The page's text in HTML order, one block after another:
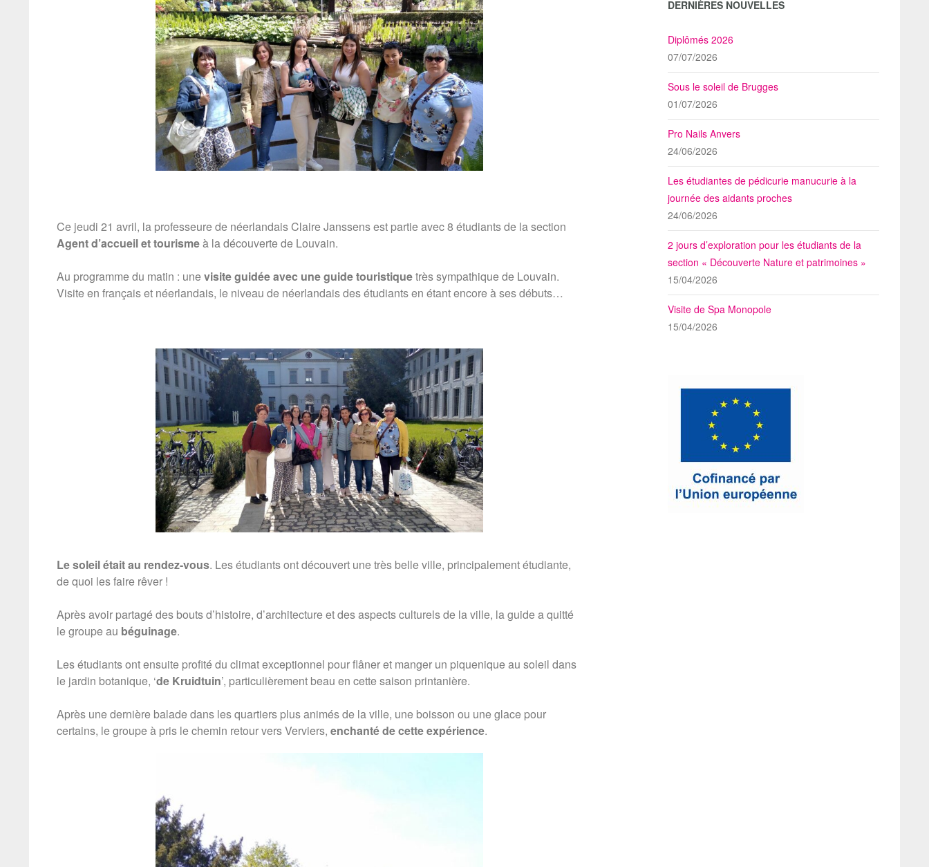
Ce jeudi 21 avril, la professeure de néerlandais Claire Janssens est partie avec 8 étudiants de la section
Agent d’accueil et tourismeà la découverte de Louvain.
Au programme du matin : unevisite guidée avec une guide touristiquetrès sympathique de Louvain.
Visite en français et néerlandais, le niveau de néerlandais des étudiants en étant encore à ses débuts…
Lesoleil était au rendez-vous. Les étudiants ont découvert une très belle ville, principalement étudiante,
de quoi les faire rêver !
Après avoir partagé des bouts d’histoire, d’architecture et des aspects culturels de la ville, la guide a quitté
le groupe au béguinage.
Les étudiants ont ensuite profité du climat exceptionnel pour flâner et manger un piquenique au soleil dans
le jardin botanique, ‘de Kruidtuin’, particulièrement beau en cette saison printanière.
Après une dernière balade dans les quartiers plus animés de la ville, une boisson ou une glace pour
certains, le groupe à pris le chemin retour vers Verviers, enchanté de cette expérience.
DERNIÈRES NOUVELLES
Diplômés 2026
07/07/2026
Sous le soleil de Brugges
01/07/2026
Pro Nails Anvers
24/06/2026
Les étudiantes de pédicurie manucurie à la
journée des aidants proches
24/06/2026
2 jours d’exploration pour les étudiants de la
section « Découverte Nature et patrimoines »
15/04/2026
Visite de Spa Monopole
15/04/2026